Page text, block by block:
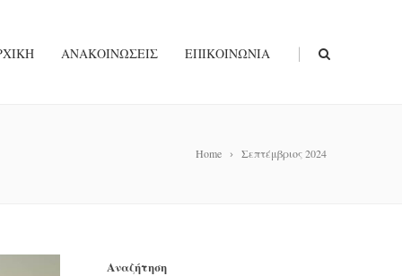
ΑΝΑΚΟΙΝΏΣΕΙΣ ΕΠΙΚΟΙΝΩΝΊΑ |
Home Σεπτέμβριος 2024
Αναζήτηση